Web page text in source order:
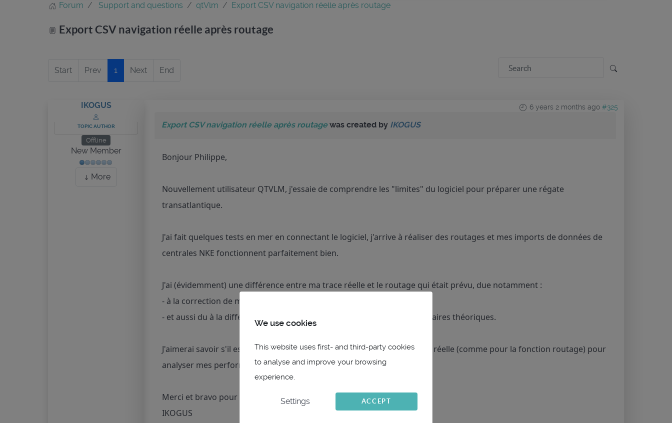
Forum Support and questions qtVlm Export CSV navigation réelle après routage
Export CSV navigation réelle après routage
Start Prev 1 Next End
IKOGUS
TOPIC AUTHOR
Offline
New Member
More
6 years 2 months ago #325
Export CSV navigation réelle après routagewas created by IKOGUS
Bonjour Philippe,
Nouvellement utilisateur QTVLM, j'essaie de comprendre les "limites" du logiciel pour préparer une régate
transatlantique.
J'ai fait quelques tests en mer en connectant le logiciel, j'arrive à réaliser des routages et mes imports de données de
centrales NKE fonctionnent parfaitement bien.
J'ai (évidemment) une différence entre ma trace réelle et le routage qui était prévu, due notamment :
- à la correction de météo entre le Grib et le réel
- et aussi du à la différence de performance de mon bateau avec les polaires théoriques.
J'aimerai savoir s'il est possible d'extraire des données CSV de ma route réelle (comme pour la fonction routage) pour
analyser mes performances.
Merci et bravo pour ce logiciel.
IKOGUS
We use cookies
This website uses first- and third-party cookies
to analyse and improve your browsing
experience.
Settings ACCEPT